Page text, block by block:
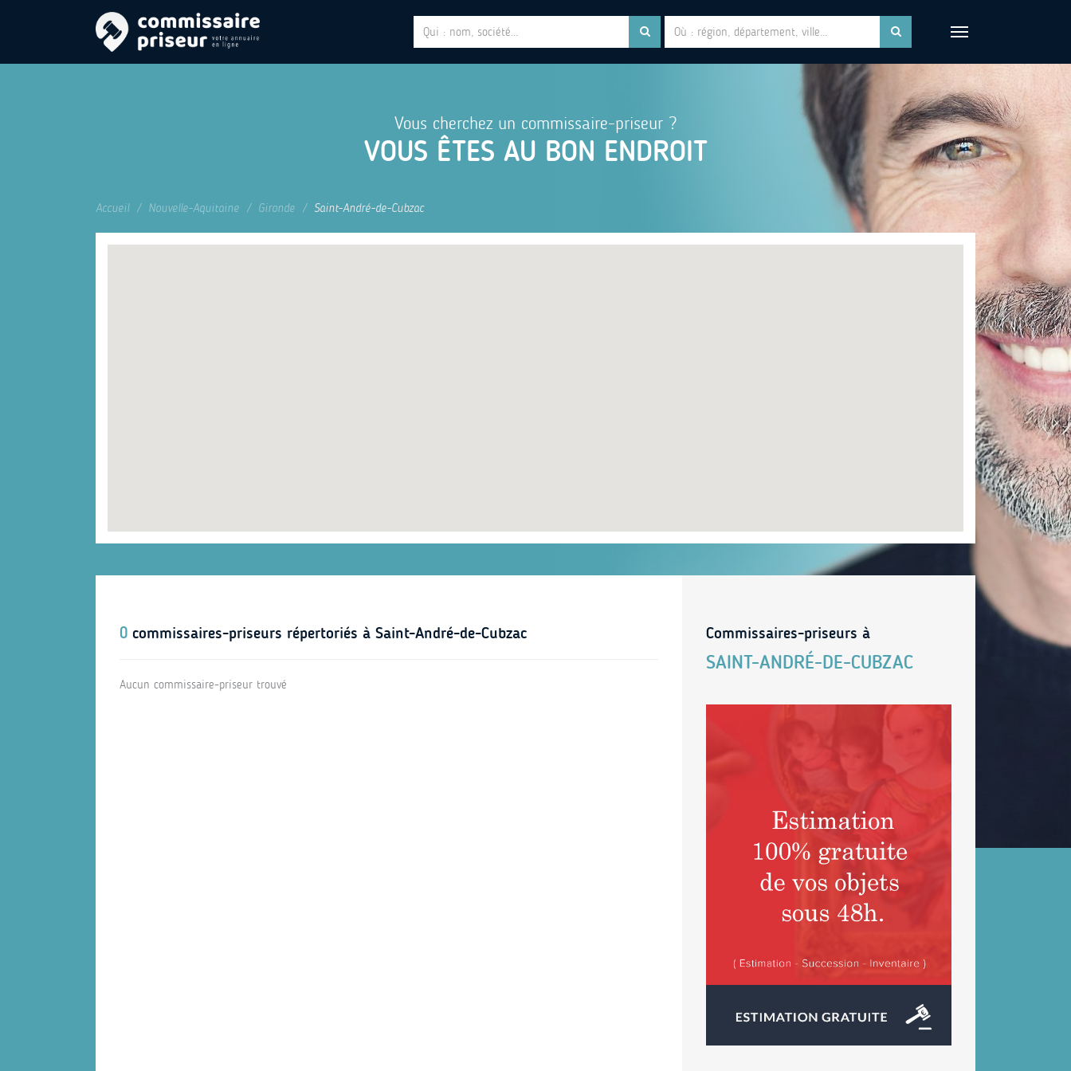
Vous cherchez un commissaire-priseur ?
VOUS ÊTES AU BON ENDROIT
Accueil Nouvelle-Aquitaine Gironde Saint-André-de-Cubzac
0 commissaires-priseurs répertoriés à Saint-André-de-Cubzac
Aucun commissaire-priseur trouvé
Commissaires-priseurs à
SAINT-ANDRÉ-DE-CUBZAC